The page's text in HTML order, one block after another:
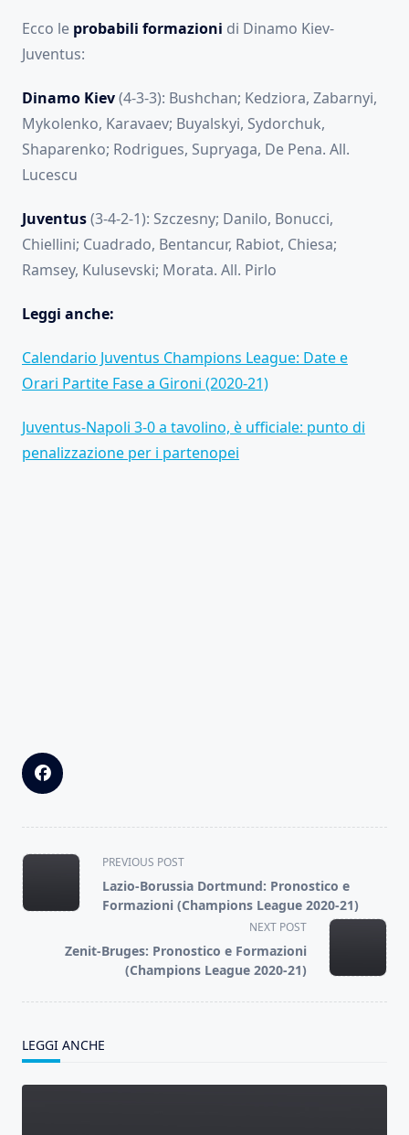
Ecco le probabili formazioni di Dinamo Kiev-
Juventus:
Dinamo Kiev(4-3-3): Bushchan; Kedziora, Zabarnyi,
Mykolenko, Karavaev; Buyalskyi, Sydorchuk,
Shaparenko; Rodrigues, Supryaga, De Pena. All.
Lucescu
Juventus(3-4-2-1): Szczesny; Danilo, Bonucci,
Chiellini; Cuadrado, Bentancur, Rabiot, Chiesa;
Ramsey, Kulusevski; Morata. All. Pirlo
Leggi anche:
Calendario Juventus Champions League: Date e
Orari Partite Fase a Gironi (2020-21)
Juventus-Napoli 3-0 a tavolino, è ufficiale: punto di
penalizzazione per i partenopei
<span
class="nav-
subtitle
reader-
text">Page</span>
PREVIOUS POST
Lazio-Borussia Dortmund: Pronostico e
Formazioni (Champions League 2020-21)
NEXT POST
Zenit-Bruges: Pronostico e Formazioni
(Champions League 2020-21)
LEGGI ANCHE